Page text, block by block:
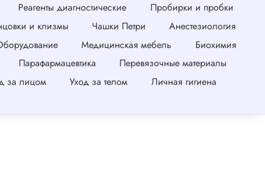
Реагенты диагностические
Пробирки и пробки
и клизмы Чашки Петри
Анестезиология
Медицинская мебель
Биохимия
Парафармацевтика
Перевязочные материалы
за лицом Уход за телом
Личная гигиена